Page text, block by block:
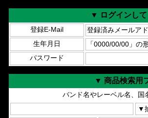
▼ ログインし
登録E-Mail
生年月日
パスワード
▼ 商品検索用
バンド名やレーベル名、国